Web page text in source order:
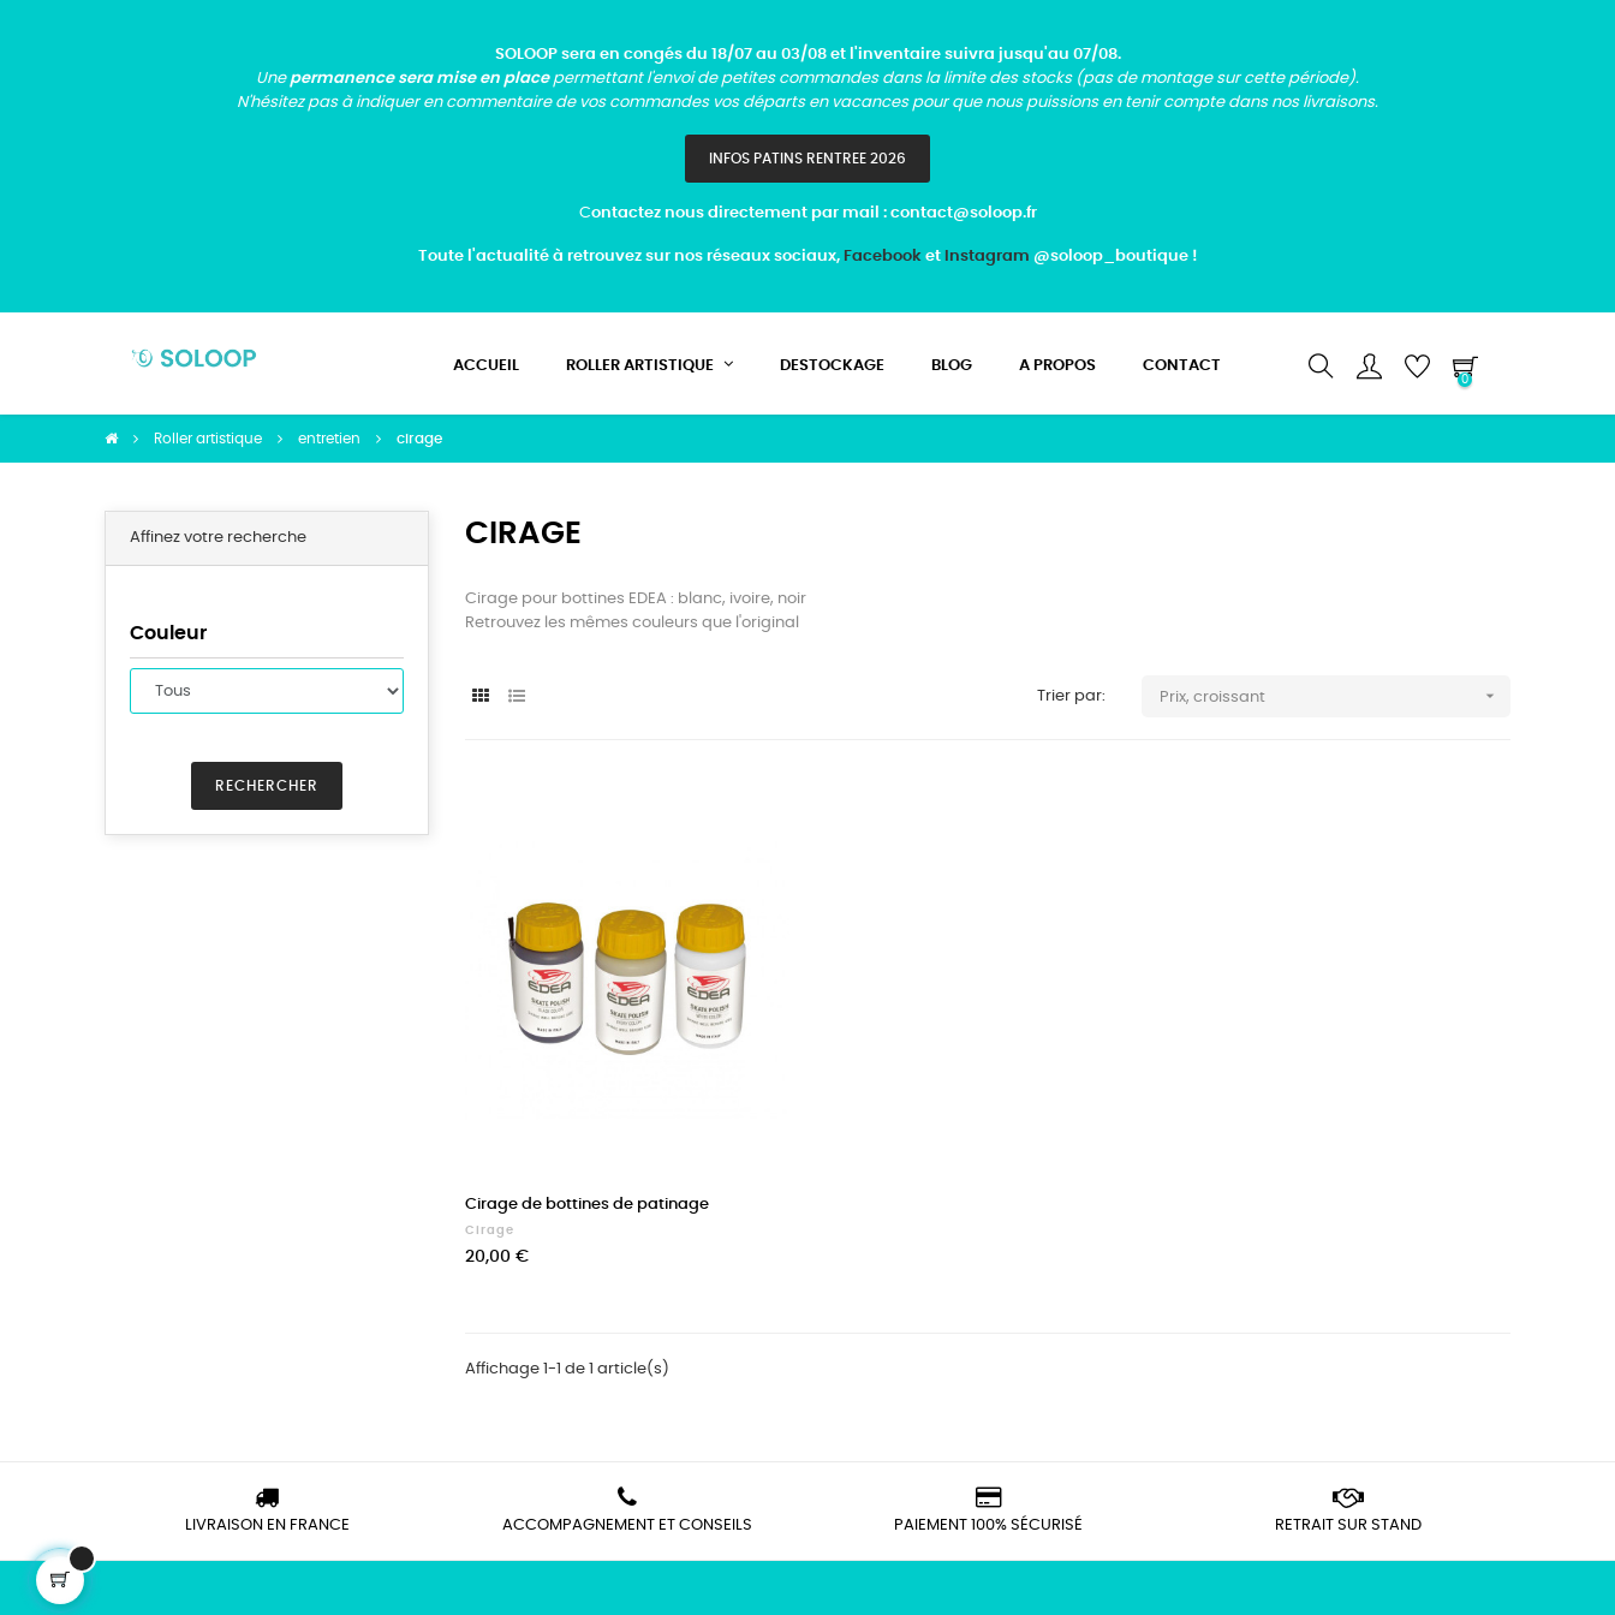
SOLOOP sera en congés du 18/07 au 03/08 et l'inventaire suivra jusqu'au 07/08.
Une permanence sera mise en placepermettant l'envoi de petites commandes dans la limite des stocks (pas de montage sur cette période).
N'hésitez pas à indiquer en commentaire de vos commandes vos départs en vacances pour que nous puissions en tenir compte dans nos livraisons.
INFOS PATINS RENTREE 2026
Contactez nous directement par mail : contact@soloop.fr
Toute l'actualité à retrouvez sur nos réseaux sociaux, Facebooket Instagram @soloop_boutique !
ACCUEIL ROLLER ARTISTIQUE DESTOCKAGE BLOG A PROPOS CONTACT
0
Roller artistique entretien cirage
Affinez votre recherche
Couleur
CIRAGE
Cirage pour bottines EDEA : blanc, ivoire, noir
Retrouvez les mêmes couleurs que l'original
Trier par: Prix, croissant 
Cirage de bottines de patinage
Cirage
Prix
20,00 €
Affichage 1-1 de 1 article(s)
LIVRAISON EN FRANCE ACCOMPAGNEMENT ET CONSEILS PAIEMENT 100% SÉCURISÉ RETRAIT SUR STAND